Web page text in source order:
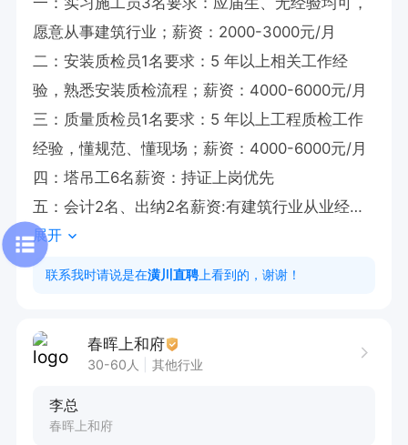
愿意从事建筑行业；薪资：2000-3000元/月
二：安装质检员1名要求：5 年以上相关工作经
验，熟悉安装质检流程；薪资：4000-6000元/月
三：质量质检员1名要求：5 年以上工程质检工作
经验，懂规范、懂现场；薪资：4000-6000元/月
四：塔吊工6名薪资：持证上岗优先
五：会计2名、出纳2名薪资:有建筑行业从业经验
优先
岗位职责
3. 监督塔吊工规范操作，保障施工安全高效
公司正规管理，按月发薪，工作环境良好，长期稳
展开
联系我时请说是在潢川直聘 上看到的，谢谢！
春晖上和府
30-60人 其他行业
李总
春晖上和府